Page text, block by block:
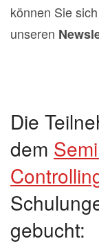
können Sie
unseren
Die
dem
gebucht: